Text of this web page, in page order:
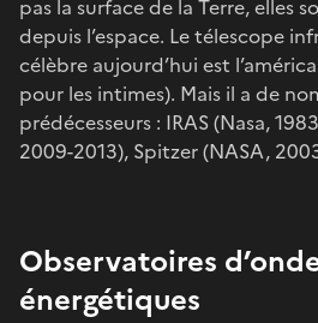
pas la surface de la Terre, elles
depuis l’espace. Le télescope
célèbre aujourd’hui est
pour les intimes). Mais il a de
prédécesseurs : IRAS (Nasa,
2009-2013), Spitzer (NASA,
Observatoires
énergétiques